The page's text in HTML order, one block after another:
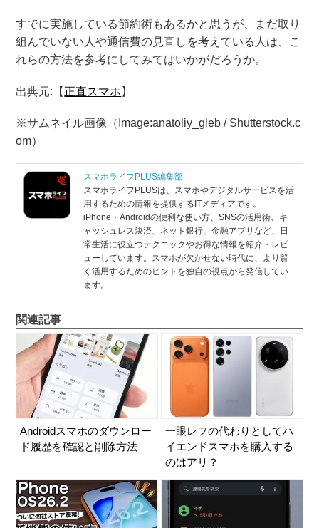
すでに実施している節約術もあるかと思うが、まだ取り
組んでいない人や通信費の見直しを考えている人は、こ
れらの方法を参考にしてみてはいかがだろうか。
出典元:【 正直スマホ 】
※サムネイル画像（Image:anatoliy_gleb / Shutterstock.c
om）
スマホライフPLUS編集部
スマホライフPLUSは、スマホやデジタルサービスを活
用するための情報を提供するITメディアです。
iPhone・Androidの便利な使い方、SNSの活用術、キ
ャッシュレス決済、ネット銀行、金融アプリなど、日
常生活に役立つテクニックやお得な情報を紹介・レビ
ューしています。スマホが欠かせない時代に、より賢
く活用するためのヒントを独自の視点から発信してい
ます。
関連記事
Androidスマホのダウンロー
ド履歴を確認と削除方法
一眼レフの代わりとしてハ
イエンドスマホを購入する
のはアリ？